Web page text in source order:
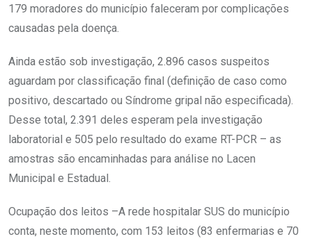
179 moradores do município faleceram por complicações
causadas pela doença.
Ainda estão sob investigação, 2.896 casos suspeitos
aguardam por classificação final (definição de caso como
positivo, descartado ou Síndrome gripal não especificada).
Desse total, 2.391 deles esperam pela investigação
laboratorial e 505 pelo resultado do exame RT-PCR – as
amostras são encaminhadas para análise no Lacen
Municipal e Estadual.
Ocupação dos leitos –A rede hospitalar SUS do município
conta, neste momento, com 153 leitos (83 enfermarias e 70